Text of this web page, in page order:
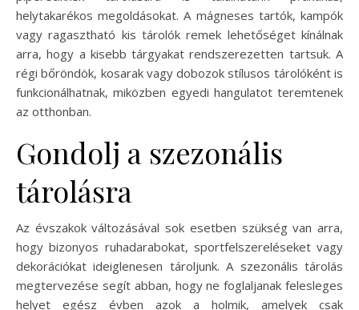
helytakarékos megoldásokat. A mágneses tartók, kampók
vagy ragasztható kis tárolók remek lehetőséget kínálnak
arra, hogy a kisebb tárgyakat rendszerezetten tartsuk. A
régi bőröndök, kosarak vagy dobozok stílusos tárolóként is
funkcionálhatnak, miközben egyedi hangulatot teremtenek
az otthonban.
Gondolj a szezonális
tárolásra
Az évszakok változásával sok esetben szükség van arra,
hogy bizonyos ruhadarabokat, sportfelszereléseket vagy
dekorációkat ideiglenesen tároljunk. A szezonális tárolás
megtervezése segít abban, hogy ne foglaljanak felesleges
helyet egész évben azok a holmik, amelyek csak